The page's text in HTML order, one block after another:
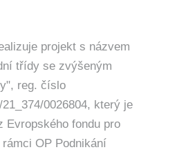
projekt s názvem
třídy se zvýšeným
reg. číslo
0026804, který je
Evropského fondu pro
OP Podnikání